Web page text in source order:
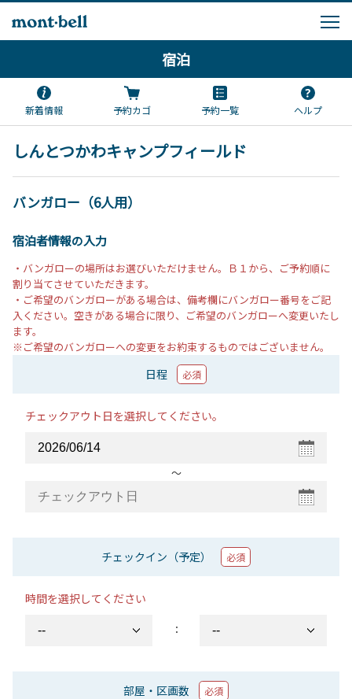
宿泊
新着情報 予約カゴ 予約一覧 ヘルプ
しんとつかわキャンプフィールド
バンガロー（6人用）
宿泊者情報の入力
・バンガローの場所はお選びいただけません。Ｂ１から、ご予約順に
割り当てさせていただきます。
・ご希望のバンガローがある場合は、備考欄にバンガロー番号をご記
入ください。空きがある場合に限り、ご希望のバンガローへ変更いたし
ます。
※ご希望のバンガローへの変更をお約束するものではございません。
日程 必須
チェックアウト日を選択してください。
〜
チェックイン（予定） 必須
時間を選択してください
：
部屋・区画数 必須